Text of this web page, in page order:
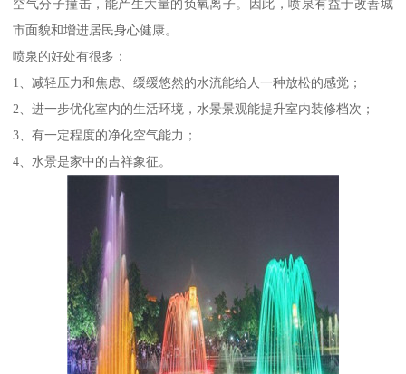
空气分子撞击，能产生大量的负氧离子。因此，喷泉有益于改善城
市面貌和增进居民身心健康。
喷泉的好处有很多：
1、减轻压力和焦虑、缓缓悠然的水流能给人一种放松的感觉；
2、进一步优化室内的生活环境，水景景观能提升室内装修档次；
3、有一定程度的净化空气能力；
4、水景是家中的吉祥象征。